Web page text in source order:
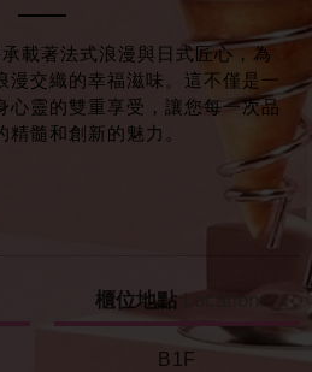
載著法式浪漫與日式匠心，為
漫交織的幸福滋味。這不僅是一
心靈的雙重享受，讓您每一次品
髓和創新的魅力。
櫃位地點 Location
B1F